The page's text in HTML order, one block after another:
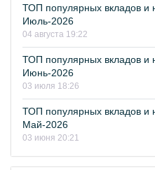
ТОП популярных вкладов и
Июль-2026
04 августа 19:22
ТОП популярных вкладов и
Июнь-2026
03 июля 18:26
ТОП популярных вкладов и
Май-2026
03 июня 20:21